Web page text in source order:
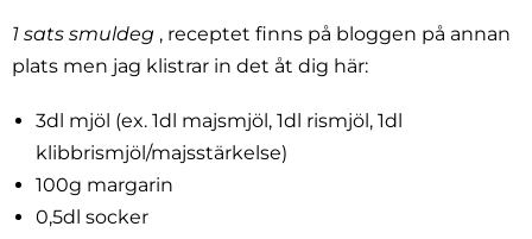
1 sats smuldeg , receptet finns på bloggen på annan
plats men jag klistrar in det åt dig här:
3dl mjöl (ex. 1dl majsmjöl, 1dl rismjöl, 1dl
klibbrismjöl/majsstärkelse)
100g margarin
0,5dl socker